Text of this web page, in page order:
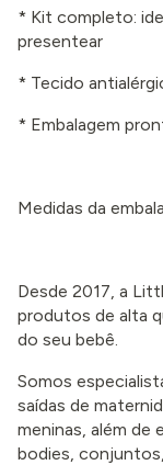
* Kit completo:
presentear
* Tecido
* Embalagem
Medidas da
Desde 2017, a
produtos de alta
do seu bebê.
Somos
saídas de
meninas, além de
bodies,